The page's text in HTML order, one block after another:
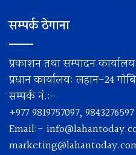
सम्पर्क ठेगाना
प्रकाशन तथा सम्पादन
प्रधान कार्यालय: लहान-24
सम्पर्क नं.:-
+977 9819757097, 9843276597
Email:-